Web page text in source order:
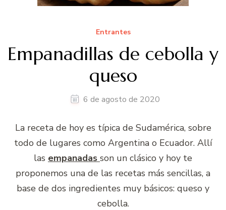
Entrantes
Empanadillas de cebolla y
queso
6 de agosto de 2020
La receta de hoy es típica de Sudamérica, sobre
todo de lugares como Argentina o Ecuador. Allí
las empanadas son un clásico y hoy te
proponemos una de las recetas más sencillas, a
base de dos ingredientes muy básicos: queso y
cebolla.